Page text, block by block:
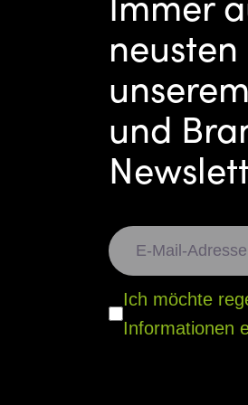
und
Ich möchte
Informationen